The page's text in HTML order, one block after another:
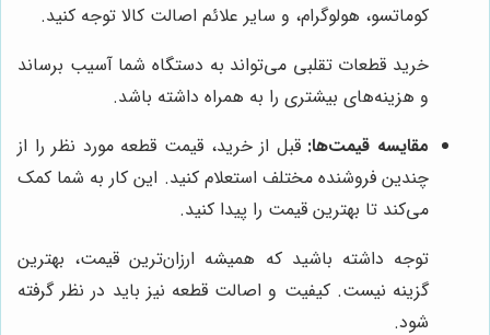
کوماتسو، هولوگرام، و سایر علائم اصالت کالا توجه کنید.
خرید قطعات تقلبی می‌تواند به دستگاه شما آسیب برساند
و هزینه‌های بیشتری را به همراه داشته باشد.
مقایسه قیمت‌ها: قبل از خرید، قیمت قطعه مورد نظر را از
چندین فروشنده مختلف استعلام کنید. این کار به شما کمک
می‌کند تا بهترین قیمت را پیدا کنید.
توجه داشته باشید که همیشه ارزان‌ترین قیمت، بهترین
گزینه نیست. کیفیت و اصالت قطعه نیز باید در نظر گرفته
شود.